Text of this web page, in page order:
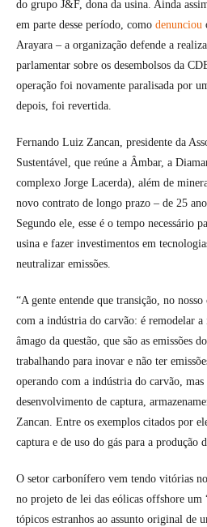
do grupo J&F, dona da usina. Ainda
em parte desse período, como denunciou
Arayara – a organização defende a
parlamentar sobre os desembolsos da
operação foi novamente paralisada por
depois, foi revertida.
Fernando Luiz Zancan, presidente da
Sustentável, que reúne a Âmbar, a
complexo Jorge Lacerda), além de
novo contrato de longo prazo – de 25
Segundo ele, esse é o tempo necessário
usina e fazer investimentos em
neutralizar emissões.
“A gente entende que transição, no
com a indústria do carvão: é remodelar
âmago da questão, que são as emissões
trabalhando para inovar e não ter
operando com a indústria do carvão,
desenvolvimento de captura,
Zancan. Entre os exemplos citados por
captura e de uso do gás para a produção
O setor carbonífero vem tendo vitórias
no projeto de lei das eólicas offshore um
tópicos estranhos ao assunto original de